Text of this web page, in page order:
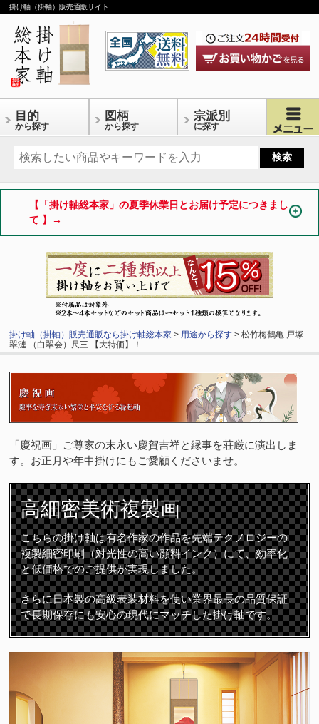
掛け軸（掛軸）販売通販サイト
目的
から探す
図柄
から探す
宗派別
に探す
【「掛け軸総本家」の夏季休業日とお届け予定につきまし
て 】→
掛け軸（掛軸）販売通販なら掛け軸総本家 > 用途から探す > 松竹梅鶴亀 戸塚
翠漣 （白翠会）尺三 【大特価】！
「慶祝画」ご尊家の末永い慶賀吉祥と縁事を荘厳に演出しま
す。お正月や年中掛けにもご愛顧くださいませ。
高細密美術複製画
こちらの掛け軸は有名作家の作品を先端テクノロジーの
複製細密印刷（対光性の高い顔料インク）にて、効率化
と低価格でのご提供が実現しました。
さらに日本製の高級表装材料を使い業界最長の品質保証
で長期保存にも安心の現代にマッチした掛け軸です。